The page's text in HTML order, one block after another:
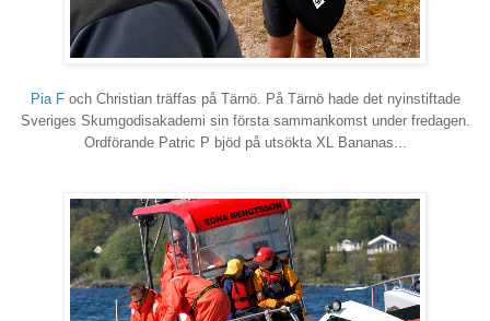
Pia Foch Christian träffas på Tärnö. På Tärnö hade det nyinstiftade
Sveriges Skumgodisakademi sin första sammankomst under fredagen.
Ordförande Patric P bjöd på utsökta XL Bananas...